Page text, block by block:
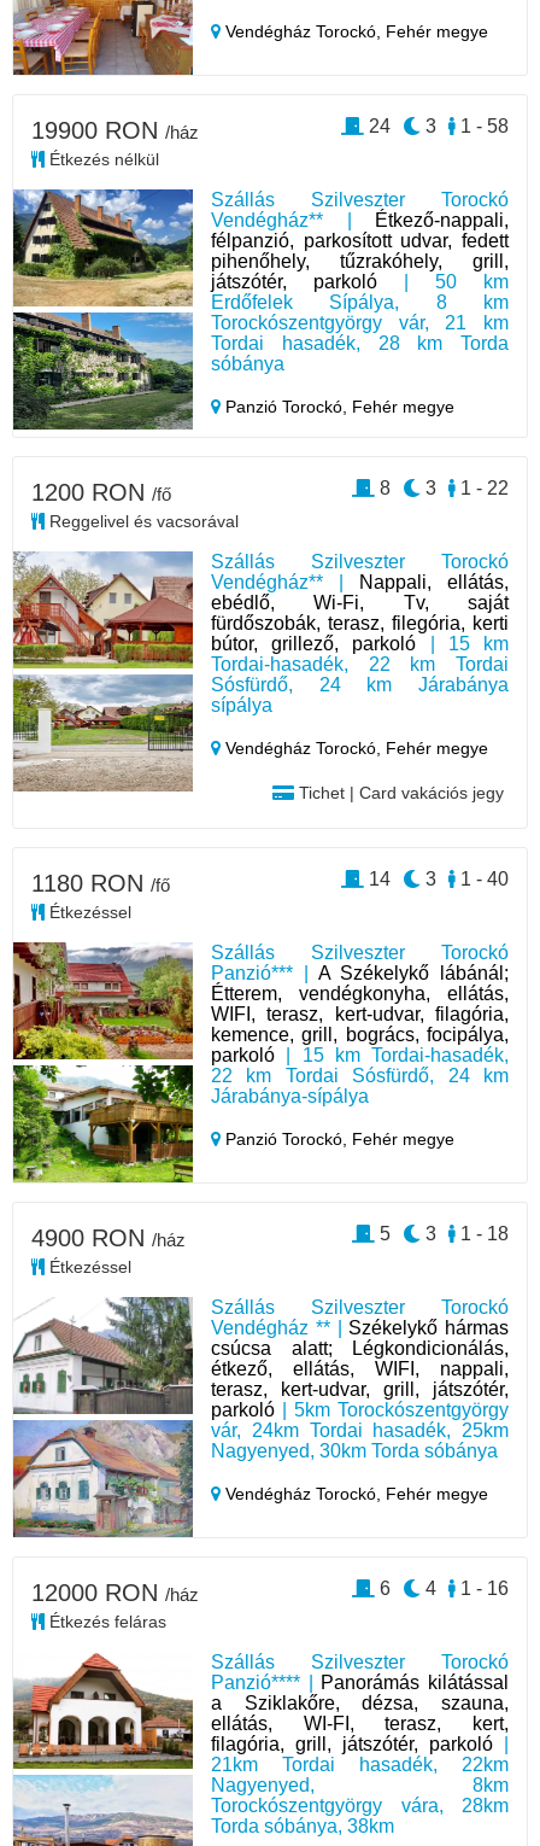
Vendégház Torockó, Fehér megye
Szállás Szilveszter Torockó
Vendégház** |
Étkező-nappali,
félpanzió, parkosított udvar, fedett
pihenőhely, tűzrakóhely, grill,
játszótér, parkoló | 50 km
Erdőfelek Sípálya, 8 km
Torockószentgyörgy vár, 21 km
Tordai hasadék, 28 km Torda
sóbánya
Panzió Torockó, Fehér megye
19900 RON /ház
Étkezés nélkül
1 - 58
3
24
Szállás Szilveszter Torockó
Vendégház** |
Nappali, ellátás,
ebédlő, Wi-Fi, Tv, saját
fürdőszobák, terasz, filegória, kerti
bútor, grillező, parkoló | 15 km
Tordai-hasadék, 22 km Tordai
Sósfürdő, 24 km Járabánya
sípálya
Vendégház Torockó, Fehér megye
Tichet | Card vakációs jegy
1200 RON /fő
Reggelivel és vacsorával
1 - 22
3
8
Szállás Szilveszter Torockó
Panzió*** | A Székelykő lábánál;
Étterem, vendégkonyha, ellátás,
WIFI, terasz, kert-udvar, filagória,
kemence, grill, bogrács, focipálya,
parkoló | 15 km Tordai-hasadék,
22 km Tordai Sósfürdő, 24 km
Járabánya-sípálya
Panzió Torockó, Fehér megye
1180 RON /fő
Étkezéssel
1 - 40
3
14
Szállás Szilveszter Torockó
Vendégház ** | Székelykő hármas
csúcsa alatt; Légkondicionálás,
étkező, ellátás, WIFI, nappali,
terasz, kert-udvar, grill, játszótér,
parkoló | 5km Torockószentgyörgy
vár, 24km Tordai hasadék, 25km
Nagyenyed, 30km Torda sóbánya
Vendégház Torockó, Fehér megye
4900 RON /ház
Étkezéssel
1 - 18
3
5
Szállás Szilveszter Torockó
Panzió**** | Panorámás kilátással
a Sziklakőre, dézsa, szauna,
ellátás, WI-FI, terasz, kert,
filagória, grill, játszótér, parkoló
21km Tordai hasadék, 22km
Nagyenyed, 8km
Torockószentgyörgy vára, 28km
Torda sóbánya, 38km
12000 RON /ház
Étkezés feláras
1 - 16
4
6